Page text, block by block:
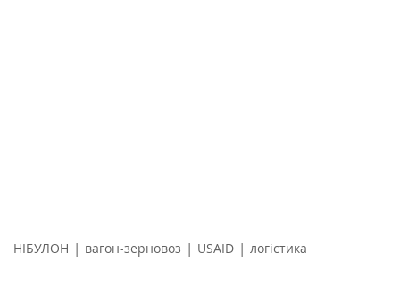
НІБУЛОН | вагон-зерновоз | USAID | логістика